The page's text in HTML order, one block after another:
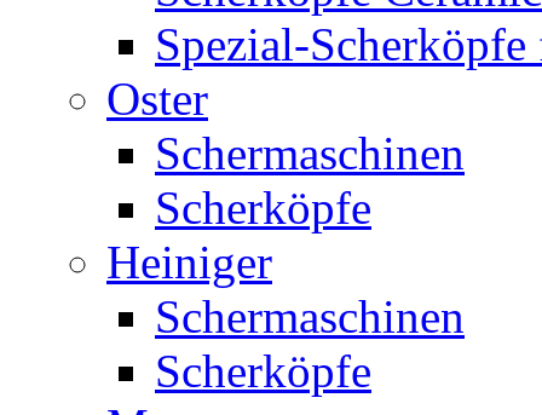
Spezial-
Oster
Schermaschinen
Scherköpfe
Heiniger
Schermaschinen
Scherköpfe